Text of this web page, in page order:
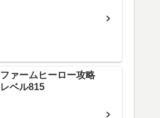
ファームヒーロー攻略
レベル815